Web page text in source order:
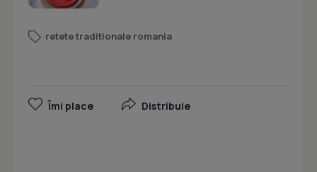
retete traditionale romania
Îmi place Distribuie